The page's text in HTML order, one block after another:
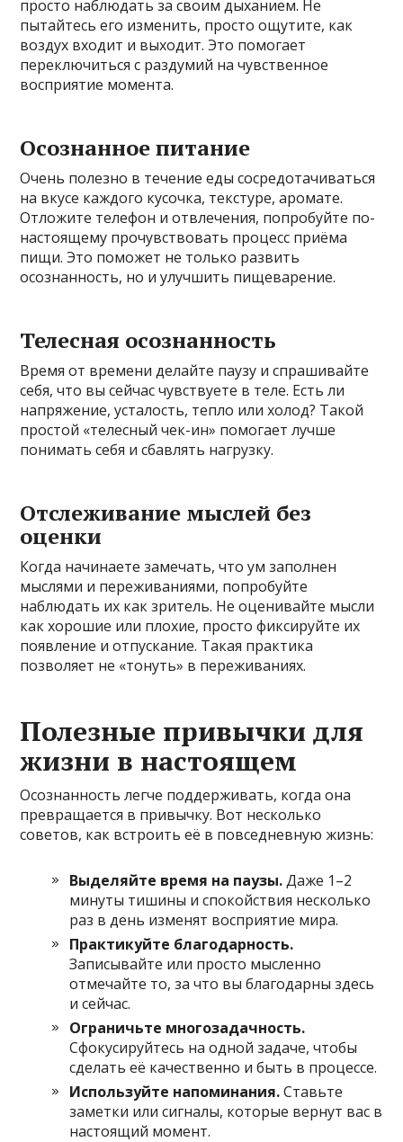
просто наблюдать за своим дыханием. Не
пытайтесь его изменить, просто ощутите, как
воздух входит и выходит. Это помогает
переключиться с раздумий на чувственное
восприятие момента.
Осознанное питание
Очень полезно в течение еды сосредотачиваться
на вкусе каждого кусочка, текстуре, аромате.
Отложите телефон и отвлечения, попробуйте по-
настоящему прочувствовать процесс приёма
пищи. Это поможет не только развить
осознанность, но и улучшить пищеварение.
Телесная осознанность
Время от времени делайте паузу и спрашивайте
себя, что вы сейчас чувствуете в теле. Есть ли
напряжение, усталость, тепло или холод? Такой
простой «телесный чек-ин» помогает лучше
понимать себя и сбавлять нагрузку.
Отслеживание мыслей без
оценки
Когда начинаете замечать, что ум заполнен
мыслями и переживаниями, попробуйте
наблюдать их как зритель. Не оценивайте мысли
как хорошие или плохие, просто фиксируйте их
появление и отпускание. Такая практика
позволяет не «тонуть» в переживаниях.
Полезные привычки для
жизни в настоящем
Осознанность легче поддерживать, когда она
превращается в привычку. Вот несколько
советов, как встроить её в повседневную жизнь:
Выделяйте время на паузы.Даже 1–2
минуты тишины и спокойствия несколько
раз в день изменят восприятие мира.
Практикуйте благодарность.
Записывайте или просто мысленно
отмечайте то, за что вы благодарны здесь
и сейчас.
Ограничьте многозадачность.
Сфокусируйтесь на одной задаче, чтобы
сделать её качественно и быть в процессе.
Используйте напоминания.Ставьте
заметки или сигналы, которые вернут вас в
настоящий момент.